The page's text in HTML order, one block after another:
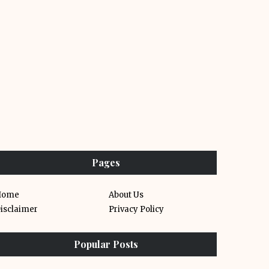
Pages
About Us
Privacy Policy
Popular Posts